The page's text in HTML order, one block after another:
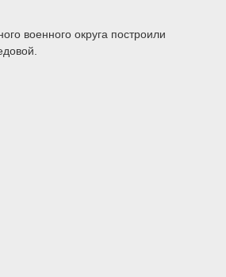
военного округа построили